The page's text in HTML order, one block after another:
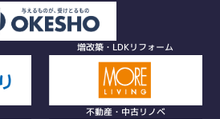
増改築・LDKリフォーム
不動産・中古リノベ